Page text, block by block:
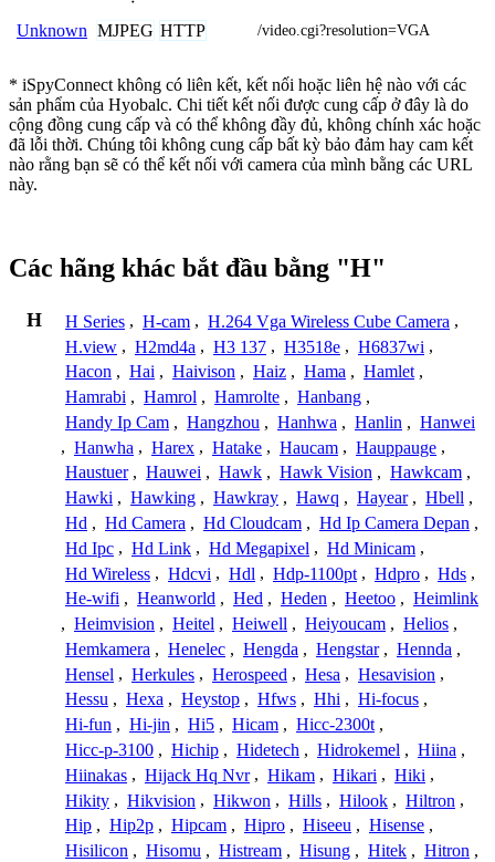
Unknown MJPEG HTTP /video.cgi?resolution=VGA
* iSpyConnect không có liên kết, kết nối hoặc liên hệ nào với các
sản phẩm của Hyobalc. Chi tiết kết nối được cung cấp ở đây là do
cộng đồng cung cấp và có thể không đầy đủ, không chính xác hoặc
đã lỗi thời. Chúng tôi không cung cấp bất kỳ bảo đảm hay cam kết
nào rằng bạn sẽ có thể kết nối với camera của mình bằng các URL
này.
Các hãng khác bắt đầu bằng "H"
H H Series , H-cam , H.264 Vga Wireless Cube Camera ,
H.view , H2md4a , H3 137 , H3518e , H6837wi ,
Hacon , Hai , Haivison , Haiz , Hama , Hamlet ,
Hamrabi , Hamrol , Hamrolte , Hanbang ,
Handy Ip Cam , Hangzhou , Hanhwa , Hanlin , Hanwei
, Hanwha , Harex , Hatake , Haucam , Hauppauge ,
Haustuer , Hauwei , Hawk , Hawk Vision , Hawkcam ,
Hawki , Hawking , Hawkray , Hawq , Hayear , Hbell ,
Hd , Hd Camera , Hd Cloudcam , Hd Ip Camera Depan ,
Hd Ipc , Hd Link , Hd Megapixel , Hd Minicam ,
Hd Wireless , Hdcvi , Hdl , Hdp-1100pt , Hdpro , Hds ,
He-wifi , Heanworld , Hed , Heden , Heetoo , Heimlink
, Heimvision , Heitel , Heiwell , Heiyoucam , Helios ,
Hemkamera , Henelec , Hengda , Hengstar , Hennda ,
Hensel , Herkules , Herospeed , Hesa , Hesavision ,
Hessu , Hexa , Heystop , Hfws , Hhi , Hi-focus ,
Hi-fun , Hi-jin , Hi5 , Hicam , Hicc-2300t ,
Hicc-p-3100 , Hichip , Hidetech , Hidrokemel , Hiina ,
Hiinakas , Hijack Hq Nvr , Hikam , Hikari , Hiki ,
Hikity , Hikvision , Hikwon , Hills , Hilook , Hiltron ,
Hip , Hip2p , Hipcam , Hipro , Hiseeu , Hisense ,
Hisilicon , Hisomu , Histream , Hisung , Hitek , Hitron ,